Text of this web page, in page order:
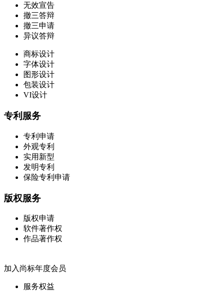
无效宣告
撤三答辩
撤三申请
异议答辩
商标设计
字体设计
图形设计
包装设计
VI设计
专利服务
专利申请
外观专利
实用新型
发明专利
保险专利申请
版权服务
版权申请
软件著作权
作品著作权
加入尚标年度会员
服务权益